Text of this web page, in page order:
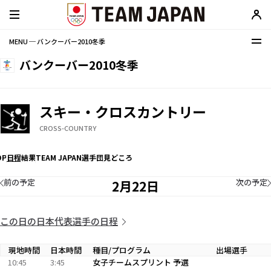
MENU ─ バンクーバー2010冬季
バンクーバー2010冬季
スキー・クロスカントリー
CROSS-COUNTRY
日程結果TEAM JAPAN選手団見どころ
2月22日
前の予定 次の予定
この日の日本代表選手の日程
現地時間 日本時間 種目/プログラム
出場選手
10:45
3:45 女子チームスプリント 予選